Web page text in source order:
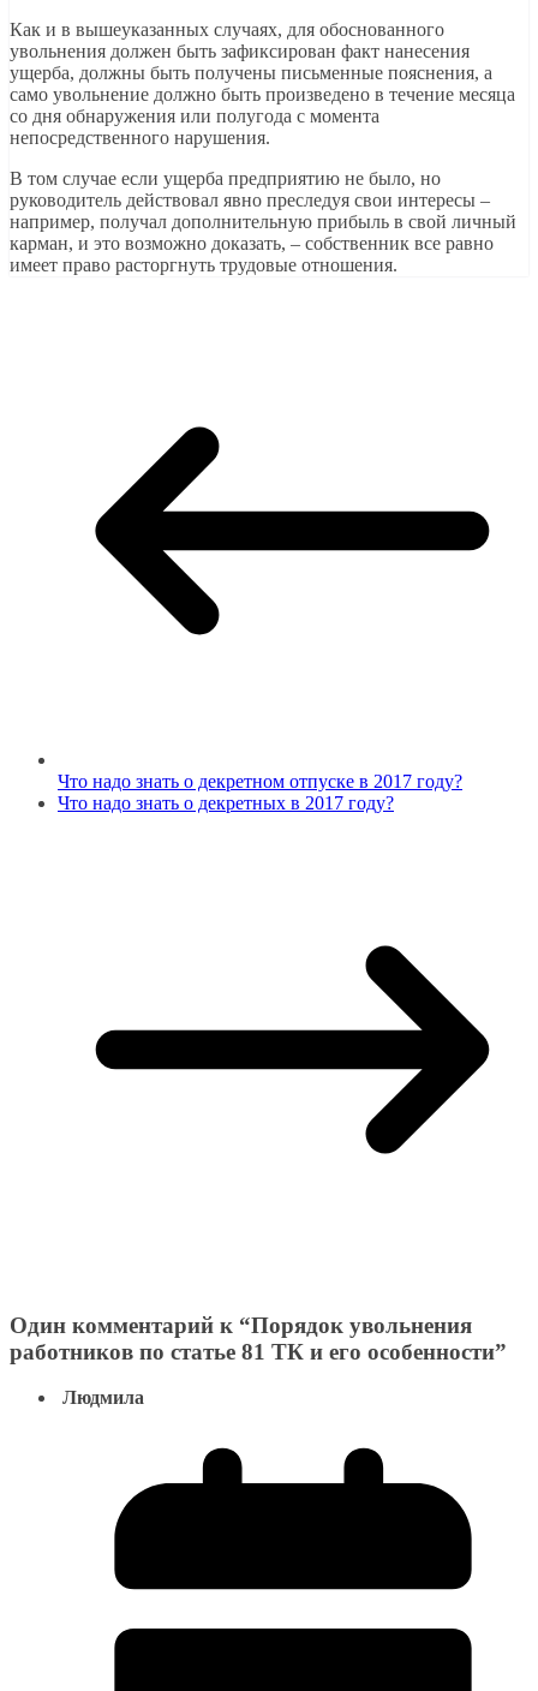
Как и в вышеуказанных случаях, для обоснованного
увольнения должен быть зафиксирован факт нанесения
ущерба, должны быть получены письменные пояснения, а
само увольнение должно быть произведено в течение месяца
со дня обнаружения или полугода с момента
непосредственного нарушения.
В том случае если ущерба предприятию не было, но
руководитель действовал явно преследуя свои интересы –
например, получал дополнительную прибыль в свой личный
карман, и это возможно доказать, – собственник все равно
имеет право расторгнуть трудовые отношения.
Что надо знать о декретном отпуске в 2017 году?
Что надо знать о декретных в 2017 году?
Один комментарий к “Порядок увольнения
работников по статье 81 ТК и его особенности”
Людмила